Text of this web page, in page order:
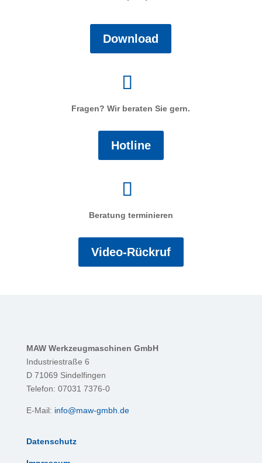
Download
Fragen? Wir beraten Sie gern.
Hotline
Beratung terminieren
Video-Rückruf
MAW Werkzeugmaschinen GmbH
Industriestraße 6
D 71069 Sindelfingen
Telefon: 07031 7376-0
E-Mail: info@maw-gmbh.de
Datenschutz